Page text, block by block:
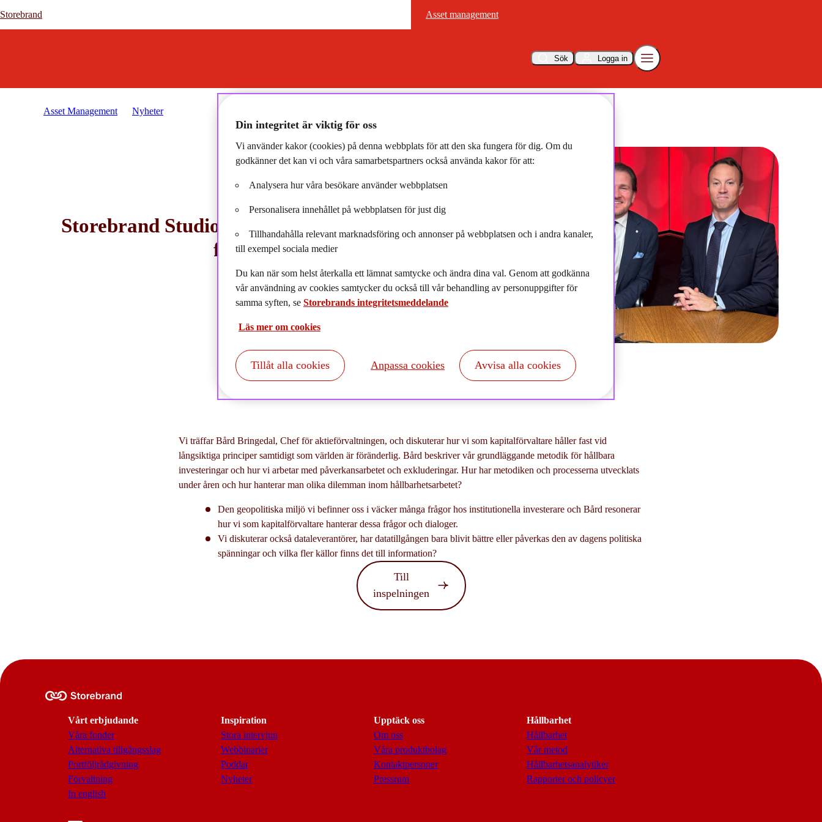
Storebrand Asset management
Sök Logga in
Storebrand Asset management
Asset Management Nyheter
Storebrand Studio Talks: Hållbara investeringar i en
föränderlig värld
2025-10-21
Vi träffar Bård Bringedal, Chef för aktieförvaltningen, och diskuterar hur vi som kapitalförvaltare håller fast vid
långsiktiga principer samtidigt som världen är föränderlig. Bård beskriver vår grundläggande metodik för hållbara
investeringar och hur vi arbetar med påverkansarbetet och exkluderingar. Hur har metodiken och processerna utvecklats
under åren och hur hanterar man olika dilemman inom hållbarhetsarbetet?
Den geopolitiska miljö vi befinner oss i väcker många frågor hos institutionella investerare och Bård resonerar
hur vi som kapitalförvaltare hanterar dessa frågor och dialoger.
Vi diskuterar också dataleverantörer, har datatillgången bara blivit bättre eller påverkas den av dagens politiska
spänningar och vilka fler källor finns det till information?
Till
inspelningen
Vårt erbjudande
Våra fonder
Alternativa tillgångsslag
Portföljrådgivning
Förvaltning
In english
Inspiration
Stora intervjun
Webbinarier
Poddar
Nyheter
Upptäck oss
Om oss
Våra produktbolag
Kontaktpersoner
Pressrum
Hållbarhet
Hållbarhet
Vår metod
Hållbarhetsanalytiker
Rapporter och policyer
Din integritet är viktig för oss
Vi använder kakor (cookies) på denna webbplats för att den ska fungera för dig. Om du
godkänner det kan vi och våra samarbetspartners också använda kakor för att:
Analysera hur våra besökare använder webbplatsen
Personalisera innehållet på webbplatsen för just dig
Tillhandahålla relevant marknadsföring och annonser på webbplatsen och i andra kanaler,
till exempel sociala medier
Du kan när som helst återkalla ett lämnat samtycke och ändra dina val. Genom att godkänna
vår användning av cookies samtycker du också till vår behandling av personuppgifter för
samma syften, se Storebrands integritetsmeddelande
Läs mer om cookies
Anpassa cookies Avvisa alla cookies
Tillåt alla cookies